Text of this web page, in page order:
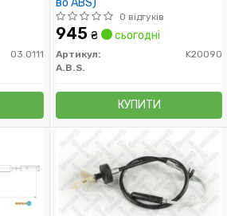
03.0111
во ABS)
0 відгуків
945 ₴ сьогодні
Артикул:
K20090
A.B.S.
КУПИТИ